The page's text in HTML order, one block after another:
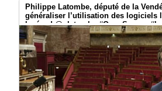
Philippe Latombe, député de la
généraliser l’utilisation des logiciels
lycées ! @platombe #OpenSource